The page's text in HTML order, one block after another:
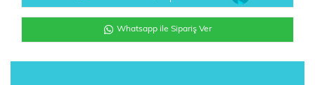
Whatsapp ile Sipariş Ver